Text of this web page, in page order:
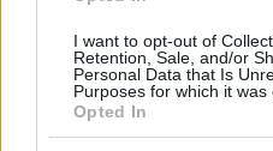
I want to opt-out of
Retention, Sale, and/or
Personal Data that Is
Purposes for which it was
Opted In
φερόμενη σχέση τους
Ρωσία για το drone με
αεροδρόμιο: «Βιαστικά
08.08.2026, 01:25